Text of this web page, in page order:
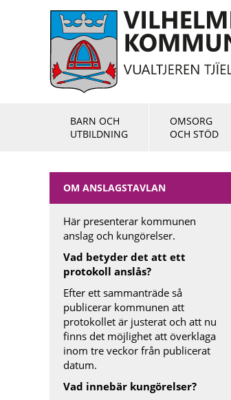
BARN OCH
UTBILDNING
OMSORG
OCH STÖD
OM ANSLAGSTAVLAN
Här presenterar kommunen
anslag och kungörelser.
Vad betyder det att ett
protokoll anslås?
Efter ett sammanträde så
publicerar kommunen att
protokollet är justerat och att nu
finns det möjlighet att överklaga
inom tre veckor från publicerat
datum.
Vad innebär kungörelser?